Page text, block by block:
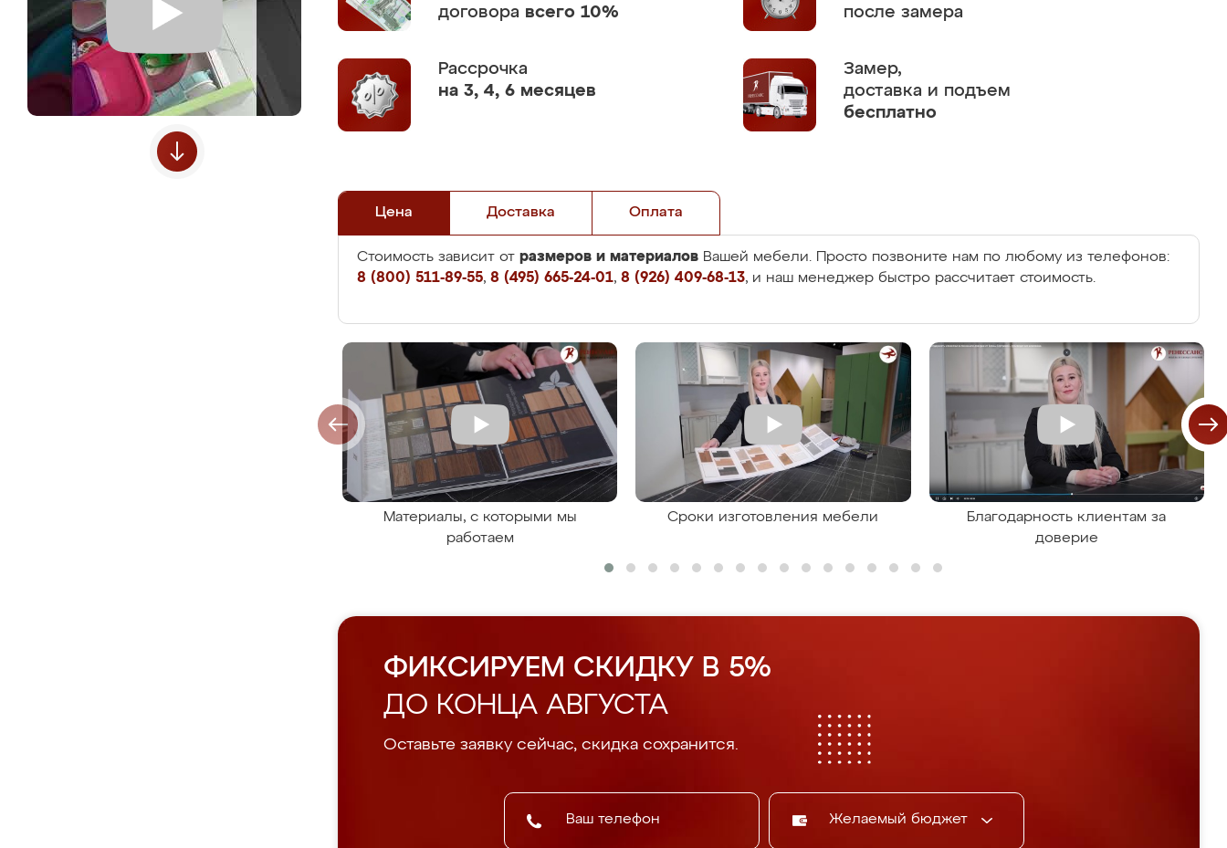
договора всего 10%
после замера
Рассрочка
на 3, 4, 6 месяцев
Замер,
доставка и подъем
бесплатно
Цена Доставка Оплата
Стоимость зависит от размеров и материалов Вашей мебели. Просто позвоните нам по любому из телефонов:
8 (800) 511-89-55, 8 (495) 665-24-01, 8 (926) 409-68-13, и наш менеджер быстро рассчитает стоимость.
Материалы, с которыми мы
работаем
Сроки изготовления мебели
Благодарность клиентам за
доверие
ФИКСИРУЕМ СКИДКУ В 5%
ДО КОНЦА АВГУСТА
Оставьте заявку сейчас, скидка сохранится.
Желаемый бюджет